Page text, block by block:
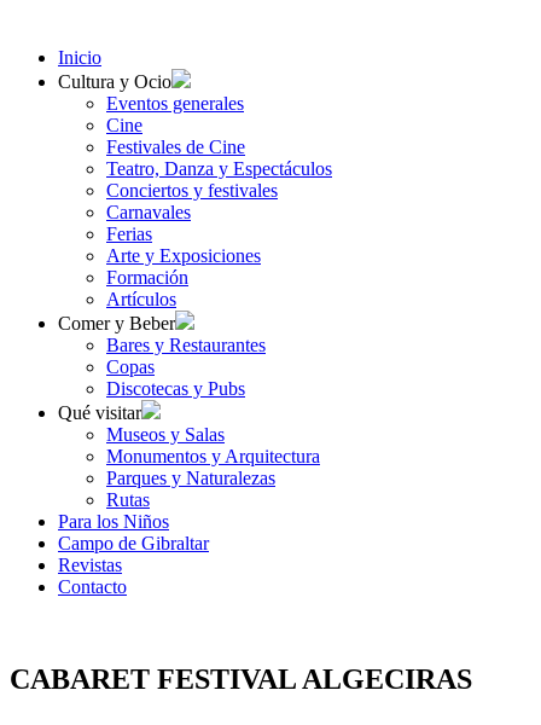
Inicio
Cultura y Ocio
Eventos generales
Cine
Festivales de Cine
Teatro, Danza y Espectáculos
Conciertos y festivales
Carnavales
Ferias
Arte y Exposiciones
Formación
Artículos
Comer y Beber
Bares y Restaurantes
Copas
Discotecas y Pubs
Qué visitar
Museos y Salas
Monumentos y Arquitectura
Parques y Naturalezas
Rutas
Para los Niños
Campo de Gibraltar
Revistas
Contacto
CABARET FESTIVAL ALGECIRAS